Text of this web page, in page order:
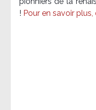
! Pour en savoir plus,